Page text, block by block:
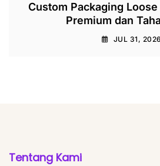
Custom Packaging
Premium dan
JUL 31, 2026
Tentang Kami